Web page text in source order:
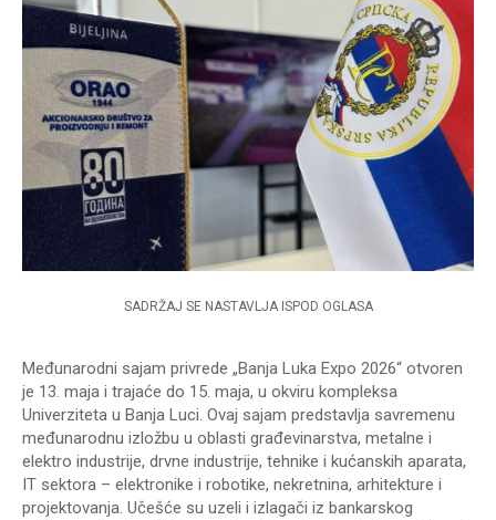
SADRŽAJ SE NASTAVLJA ISPOD OGLASA
Međunarodni sajam privrede „Banja Luka Expo 2026“ otvoren
je 13. maja i trajaće do 15. maja, u okviru kompleksa
Univerziteta u Banja Luci. Ovaj sajam predstavlja savremenu
međunarodnu izložbu u oblasti građevinarstva, metalne i
elektro industrije, drvne industrije, tehnike i kućanskih aparata,
IT sektora – elektronike i robotike, nekretnina, arhitekture i
projektovanja. Učešće su uzeli i izlagači iz bankarskog